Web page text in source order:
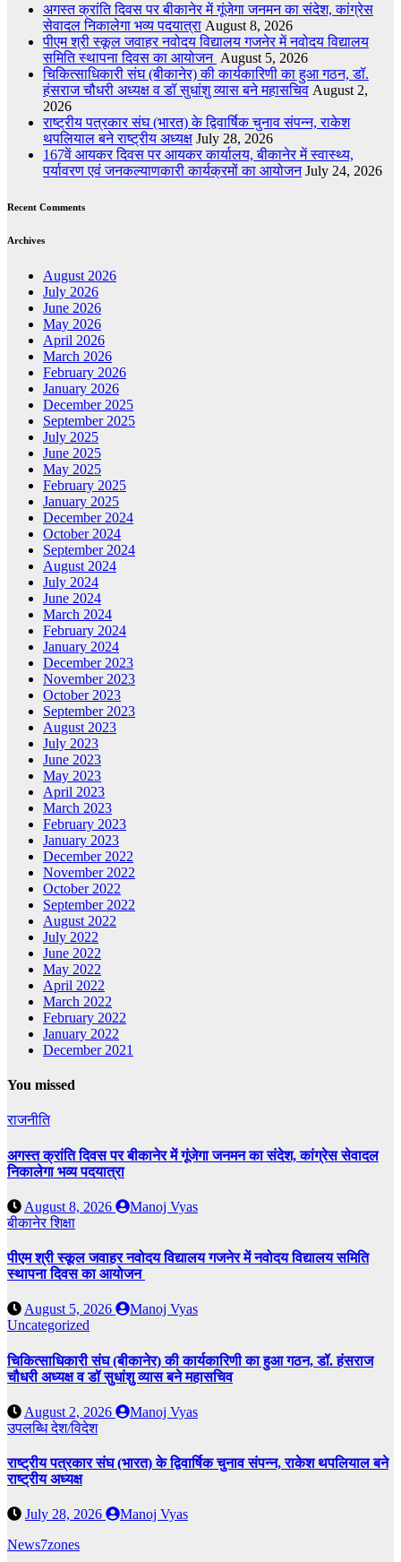
अगस्त क्रांति दिवस पर बीकानेर में गूंजेगा जनमन का संदेश, कांग्रेस
सेवादल निकालेगा भव्य पदयात्रा August 8, 2026
पीएम श्री स्कूल जवाहर नवोदय विद्यालय गजनेर में नवोदय विद्यालय
समिति स्थापना दिवस का आयोजन August 5, 2026
चिकित्साधिकारी संघ (बीकानेर) की कार्यकारिणी का हुआ गठन, डॉ.
हंसराज चौधरी अध्यक्ष व डॉ सुधांशु व्यास बने महासचिव August 2,
2026
राष्ट्रीय पत्रकार संघ (भारत) के द्विवार्षिक चुनाव संपन्न, राकेश
थपलियाल बने राष्ट्रीय अध्यक्ष July 28, 2026
167वें आयकर दिवस पर आयकर कार्यालय, बीकानेर में स्वास्थ्य,
पर्यावरण एवं जनकल्याणकारी कार्यक्रमों का आयोजन July 24, 2026
Recent Comments
Archives
August 2026
July 2026
June 2026
May 2026
April 2026
March 2026
February 2026
January 2026
December 2025
September 2025
July 2025
June 2025
May 2025
February 2025
January 2025
December 2024
October 2024
September 2024
August 2024
July 2024
June 2024
March 2024
February 2024
January 2024
December 2023
November 2023
October 2023
September 2023
August 2023
July 2023
June 2023
May 2023
April 2023
March 2023
February 2023
January 2023
December 2022
November 2022
October 2022
September 2022
August 2022
July 2022
June 2022
May 2022
April 2022
March 2022
February 2022
January 2022
December 2021
You missed
राजनीति
अगस्त क्रांति दिवस पर बीकानेर में गूंजेगा जनमन का संदेश, कांग्रेस सेवादल
निकालेगा भव्य पदयात्रा
August 8, 2026
Manoj Vyas
बीकानेरशिक्षा
पीएम श्री स्कूल जवाहर नवोदय विद्यालय गजनेर में नवोदय विद्यालय समिति
स्थापना दिवस का आयोजन
August 5, 2026
Manoj Vyas
Uncategorized
चिकित्साधिकारी संघ (बीकानेर) की कार्यकारिणी का हुआ गठन, डॉ. हंसराज
चौधरी अध्यक्ष व डॉ सुधांशु व्यास बने महासचिव
August 2, 2026
Manoj Vyas
उपलब्धिदेश/विदेश
राष्ट्रीय पत्रकार संघ (भारत) के द्विवार्षिक चुनाव संपन्न, राकेश थपलियाल बने
राष्ट्रीय अध्यक्ष
July 28, 2026
Manoj Vyas
News7zones